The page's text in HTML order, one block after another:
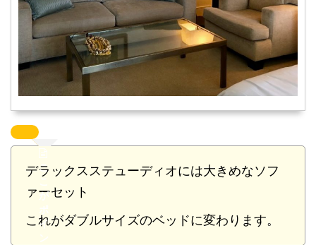
こ
こ
が
ポ
イ
ン
デラックスステューディオには大きめなソフ
ァーセット
これがダブルサイズのベッドに変わります。